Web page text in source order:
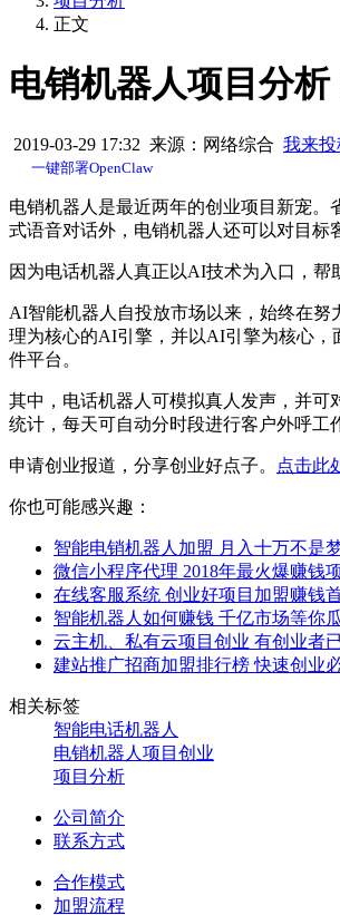
正文
电销机器人项目分
2019-03-29 17:32 来源：网络综合 我来投
一键部署OpenClaw
电销机器人是最近两年的创业项目新宠
式语音对话外，电销机器人还可以对目标
因为电话机器人真正以AI技术为入口，帮
AI智能机器人自投放市场以来，始终在
理为核心的AI引擎，并以AI引擎为核心，
件平台。
其中，电话机器人可模拟真人发声，并可
统计，每天可自动分时段进行客户外呼工
申请创业报道，分享创业好点子。 点击此
你也可能感兴趣：
智能电销机器人加盟 月入十万不是梦
微信小程序代理 2018年最火爆赚钱
在线客服系统 创业好项目加盟赚钱首
智能机器人如何赚钱 千亿市场等你
云主机、私有云项目创业 有创业者
建站推广招商加盟排行榜 快速创业
相关标签
智能电话机器人
电销机器人项目创业
项目分析
公司简介
联系方式
合作模式
加盟流程